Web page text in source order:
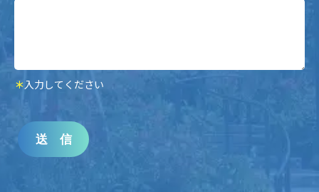
＊入力してください
送 信